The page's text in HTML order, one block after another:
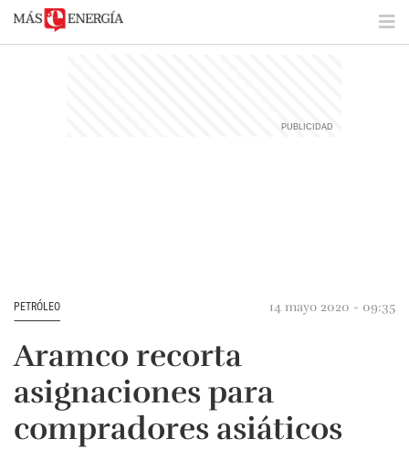
PETRÓLEO 14 mayo 2020 - 09:35
Aramco recorta
asignaciones para
compradores asiáticos